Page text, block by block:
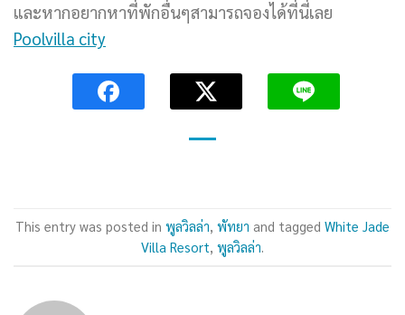
และหากอยากหาที่พักอื่นๆสามารถจองได้ที่นี่เลย
Poolvilla city
This entry was posted in พูลวิลล่า, พัทยา and tagged White Jade
Villa Resort, พูลวิลล่า.